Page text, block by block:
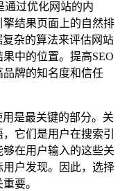
通过优化网站的内
结果页面上的自然排
杂的算法来评估网站
中的位置。提高SEO
牌的知名度和信任
是最关键的部分。关
它们是用户在搜索引
在用户输入的这些关
户发现。因此，选择
要。